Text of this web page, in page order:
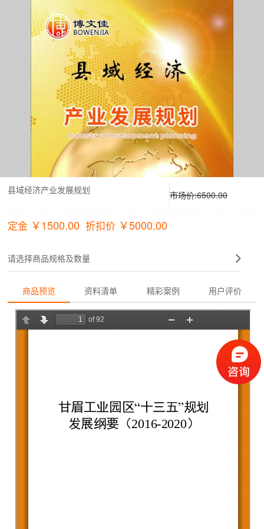
县域经济产业发展规划 市场价:6500.00
定金 ￥1500.00 折扣价 ￥5000.00
请选择商品规格及数量
商品预览 资料清单 精彩案例 用户评价